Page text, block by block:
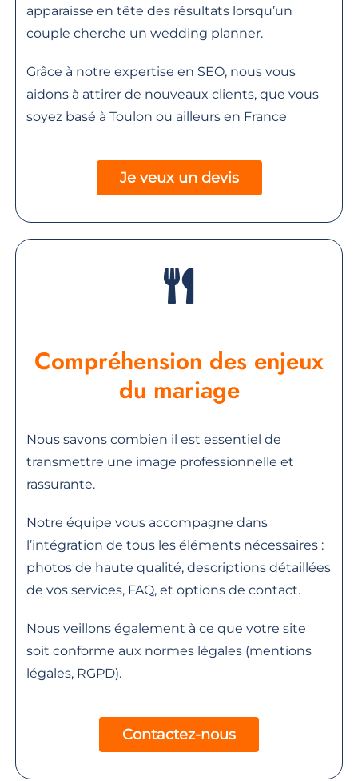
apparaisse en tête des résultats lorsqu’un
couple cherche un wedding planner.
Grâce à notre expertise en SEO, nous vous
aidons à attirer de nouveaux clients, que vous
soyez basé à Toulon ou ailleurs en France
Je veux un devis
Compréhension des enjeux
du mariage
Nous savons combien il est essentiel de
transmettre une image professionnelle et
rassurante.
Notre équipe vous accompagne dans
l’intégration de tous les éléments nécessaires :
photos de haute qualité, descriptions détaillées
de vos services, FAQ, et options de contact.
Nous veillons également à ce que votre site
soit conforme aux normes légales (mentions
légales, RGPD).
Contactez-nous